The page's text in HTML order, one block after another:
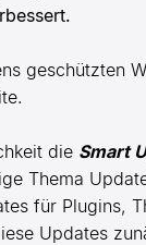
geschützten
die Smart
Thema
für Plugins,
Updates